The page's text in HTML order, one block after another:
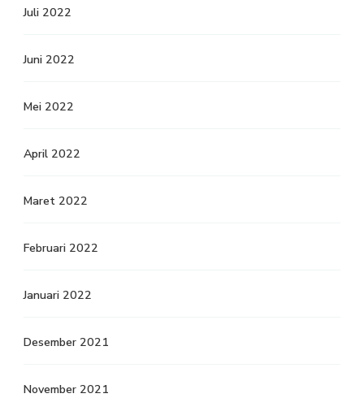
Juli 2022
Juni 2022
Mei 2022
April 2022
Maret 2022
Februari 2022
Januari 2022
Desember 2021
November 2021